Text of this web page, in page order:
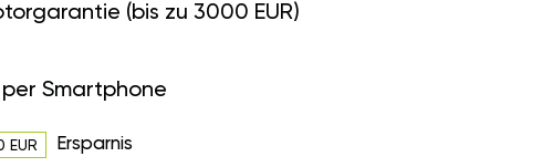
(bis zu 3000 EUR)
Smartphone
EUR Ersparnis